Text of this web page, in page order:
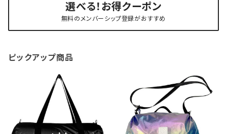
選べる！お得クーポン
無料のメンバーシップ登録がおすすめ
ピックアップ商品